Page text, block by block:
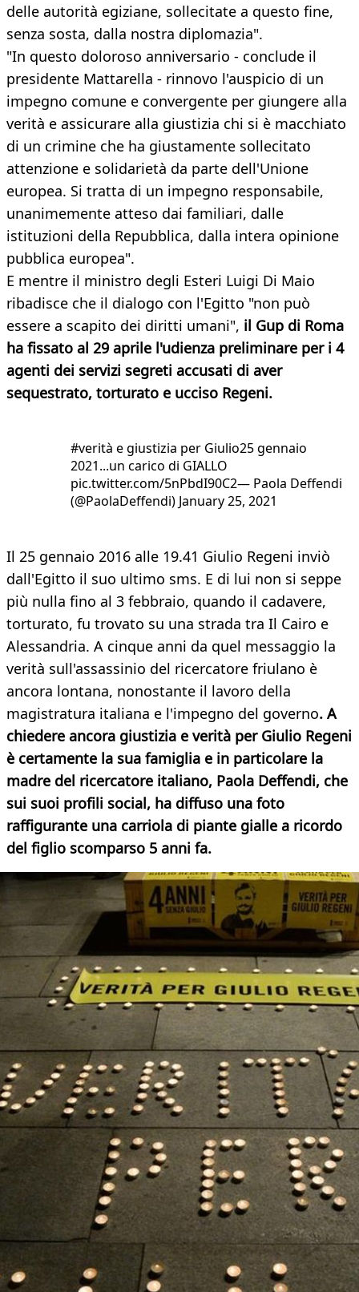
delle autorità egiziane, sollecitate a questo fine,
senza sosta, dalla nostra diplomazia".
"In questo doloroso anniversario - conclude il
presidente Mattarella - rinnovo l'auspicio di un
impegno comune e convergente per giungere alla
verità e assicurare alla giustizia chi si è macchiato
di un crimine che ha giustamente sollecitato
attenzione e solidarietà da parte dell'Unione
europea. Si tratta di un impegno responsabile,
unanimemente atteso dai familiari, dalle
istituzioni della Repubblica, dalla intera opinione
pubblica europea".
E mentre il ministro degli Esteri Luigi Di Maio
ribadisce che il dialogo con l'Egitto "non può
essere a scapito dei diritti umani", il Gup di Roma
ha fissato al 29 aprile l'udienza preliminare per i 4
agenti dei servizi segreti accusati di aver
sequestrato, torturato e ucciso Regeni.
#verità e giustizia per Giulio25 gennaio
2021...un carico di GIALLO
pic.twitter.com/5nPbdI90C2— Paola Deffendi
(@PaolaDeffendi) January 25, 2021
Il 25 gennaio 2016 alle 19.41 Giulio Regeni inviò
dall'Egitto il suo ultimo sms. E di lui non si seppe
più nulla fino al ‪3 febbraio, quando il cadavere,
torturato, fu trovato su una strada tra Il Cairo e
Alessandria. A cinque anni da quel messaggio la
verità sull'assassinio del ricercatore friulano è
ancora lontana, nonostante il lavoro della
magistratura italiana e l'impegno del governo. A
chiedere ancora giustizia e verità per Giulio Regeni
è certamente la sua famiglia e in particolare la
madre del ricercatore italiano, Paola Deffendi, che
sui suoi profili social, ha diffuso una foto
raffigurante una carriola di piante gialle a ricordo
del figlio scomparso 5 anni fa.